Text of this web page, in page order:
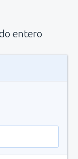
entero